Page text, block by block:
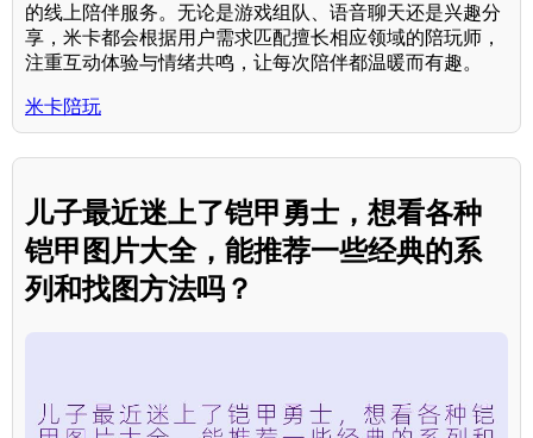
的线上陪伴服务。无论是游戏组队、语音聊天还是兴趣分
享，米卡都会根据用户需求匹配擅长相应领域的陪玩师，
注重互动体验与情绪共鸣，让每次陪伴都温暖而有趣。
米卡陪玩
儿子最近迷上了铠甲勇士，想看各种
铠甲图片大全，能推荐一些经典的系
列和找图方法吗？